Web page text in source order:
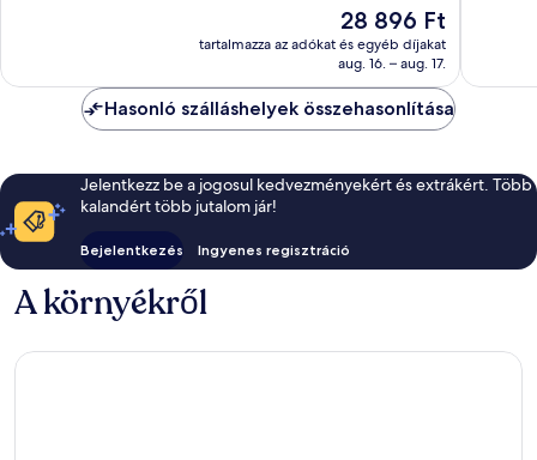
Az
ár
28 896 Ft
28 896 Ft
tartalmazza az adókat és egyéb díjakat
aug. 16. – aug. 17.
Hasonló szálláshelyek összehasonlítása
Jelentkezz be a jogosul kedvezményekért és extrákért. Több
kalandért több jutalom jár!
Bejelentkezés Ingyenes regisztráció
A környékről